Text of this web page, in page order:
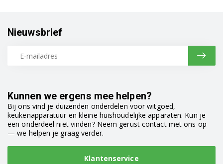
Kunnen we ergens mee helpen?
Bij ons vind je duizenden onderdelen voor witgoed,
keukenapparatuur en kleine huishoudelijke apparaten. Kun je
een onderdeel niet vinden? Neem gerust contact met ons op
— we helpen je graag verder.
Klantenservice
Nieuwsbrief